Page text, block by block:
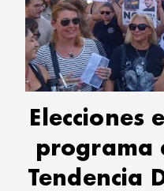
Elecciones
programa
Tendencia